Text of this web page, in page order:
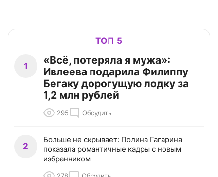
ТОП 5
1
«Всё, потеряла я мужа»:
Ивлеева подарила Филиппу
Бегаку дорогущую лодку за
1,2 млн рублей
295 Обсудить
2
Больше не скрывает: Полина Гагарина
показала романтичные кадры с новым
избранником